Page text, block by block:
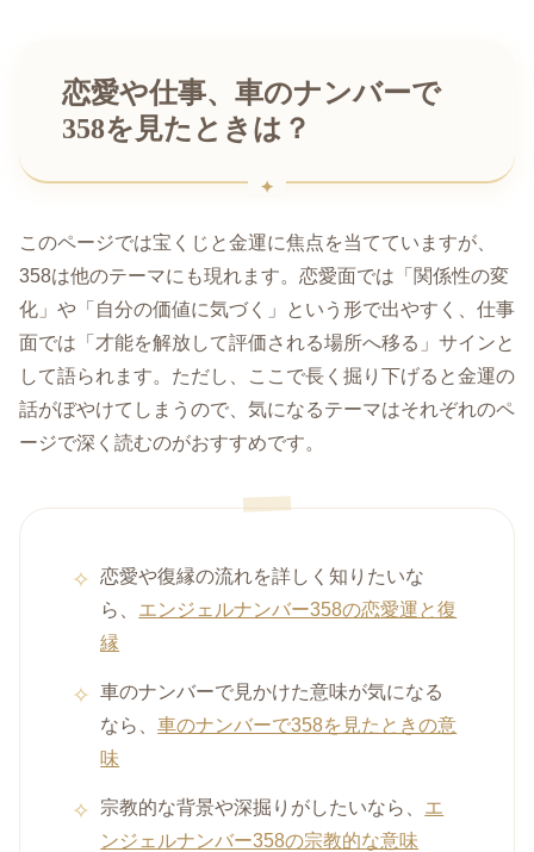
恋愛や仕事、車のナンバーで
358を見たときは？
このページでは宝くじと金運に焦点を当てていますが、
358は他のテーマにも現れます。恋愛面では「関係性の変
化」や「自分の価値に気づく」という形で出やすく、仕事
面では「才能を解放して評価される場所へ移る」サインと
して語られます。ただし、ここで長く掘り下げると金運の
話がぼやけてしまうので、気になるテーマはそれぞれのペ
ージで深く読むのがおすすめです。
恋愛や復縁の流れを詳しく知りたいな
ら、 エンジェルナンバー358の恋愛運と復
縁
車のナンバーで見かけた意味が気になる
なら、車のナンバーで358を見たときの意
味
宗教的な背景や深掘りがしたいなら、 エ
ンジェルナンバー358の宗教的な意味